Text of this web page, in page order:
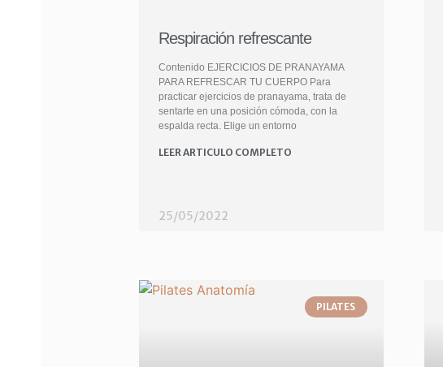
Respiración refrescante
Contenido EJERCICIOS DE PRANAYAMA
PARA REFRESCAR TU CUERPO Para
practicar ejercicios de pranayama, trata de
sentarte en una posición cómoda, con la
espalda recta. Elige un entorno
LEER ARTICULO COMPLETO
25/05/2022
PILATES